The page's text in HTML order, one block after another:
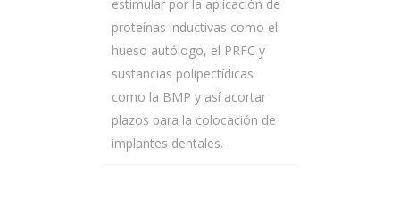
estimular por la aplicación de
proteínas inductivas como el
hueso autólogo, el PRFC y
sustancias polipectídicas
como la BMP y así acortar
plazos para la colocación de
implantes dentales.